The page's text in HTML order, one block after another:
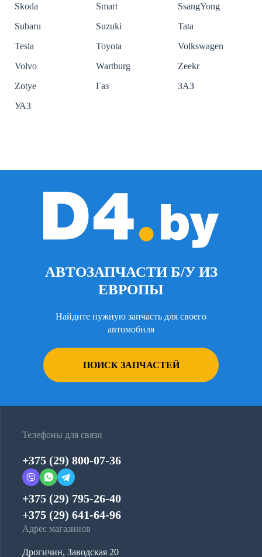
Skoda
Smart
SsangYong
Subaru
Suzuki
Tata
Tesla
Toyota
Volkswagen
Volvo
Wartburg
Zeekr
Zotye
Газ
ЗАЗ
УАЗ
АВТОЗАПЧАСТИ Б/У ИЗ
ЕВРОПЫ
Найдите нужную запчасть для своего
автомобиля
ПОИСК ЗАПЧАСТЕЙ
Телефоны для связи
+375 (29) 800-07-36
+375 (29) 795-26-40
+375 (29) 641-64-96
Адрес магазинов
Дрогичин, Заводская 20